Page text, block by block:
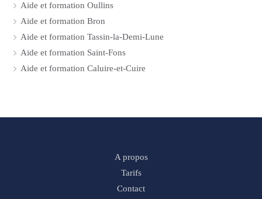
Aide et formation Oullins
Aide et formation Bron
Aide et formation Tassin-la-Demi-Lune
Aide et formation Saint-Fons
Aide et formation Caluire-et-Cuire
A propos
Tarifs
Contact